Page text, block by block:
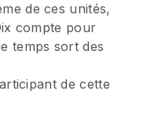
de ces unités,
compte pour
temps sort des
de cette